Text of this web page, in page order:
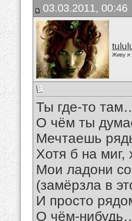
03.03.2011, 00:46
Живу я
Ты где-то
О чём ты
Мечтаешь
Хотя б на миг,
Мои ладони
(замёрзла в
И просто
О чём-